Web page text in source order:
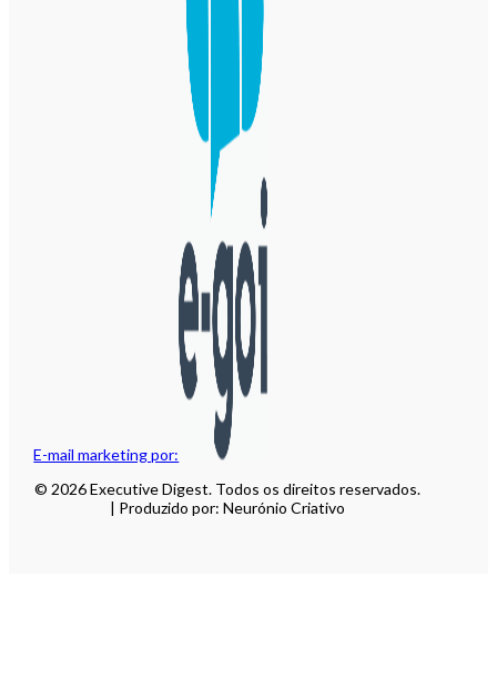
E-mail marketing por:
© 2026 Executive Digest. Todos os direitos reservados.
| Produzido por: Neurónio Criativo